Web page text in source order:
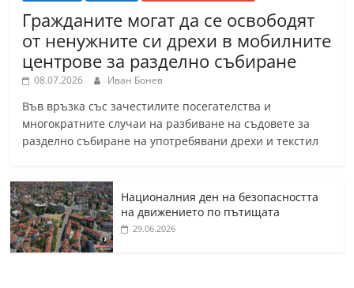
Гражданите могат да се освободят
от ненужните си дрехи в мобилните
центрове за разделно събиране
08.07.2026 Иван Бонев
Във връзка със зачестилите посегателства и
многократните случаи на разбиване на съдовете за
разделно събиране на употребявани дрехи и текстил
Националния ден на безопасността
на движението по пътищата
29.06.2026